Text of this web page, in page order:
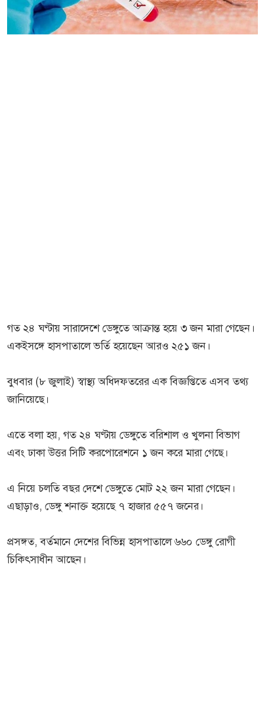
গত ২৪ ঘণ্টায় সারাদেশে ডেঙ্গুতে আক্রান্ত হয়ে ৩ জন মারা গেছেন।
একইসঙ্গে হাসপাতালে ভর্তি হয়েছেন আরও ২৫১ জন।
বুধবার (৮ জুলাই) স্বাস্থ্য অধিদফতরের এক বিজ্ঞপ্তিতে এসব তথ্য
জানিয়েছে।
এতে বলা হয়, গত ২৪ ঘণ্টায় ডেঙ্গুতে বরিশাল ও খুলনা বিভাগ
এবং ঢাকা উত্তর সিটি করপোরেশনে ১ জন করে মারা গেছে।
এ নিয়ে চলতি বছর দেশে ডেঙ্গুতে মোট ২২ জন মারা গেছেন।
এছাড়াও, ডেঙ্গু শনাক্ত হয়েছে ৭ হাজার ৫৫৭ জনের।
প্রসঙ্গত, বর্তমানে দেশের বিভিন্ন হাসপাতালে ৬৬০ ডেঙ্গু রোগী
চিকিৎসাধীন আছেন।